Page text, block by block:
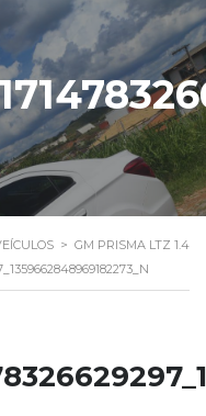
> GM PRISMA LTZ 1.4